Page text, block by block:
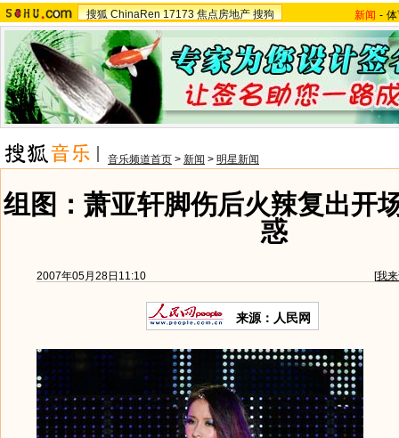
搜狐 ChinaRen 17173 焦点房地产 搜狗 新闻 -
音乐频道首页 > 新闻 > 明星新闻
组图：萧亚轩脚伤后火辣复出开
惑
2007年05月28日11:10 [我
来源：人民网